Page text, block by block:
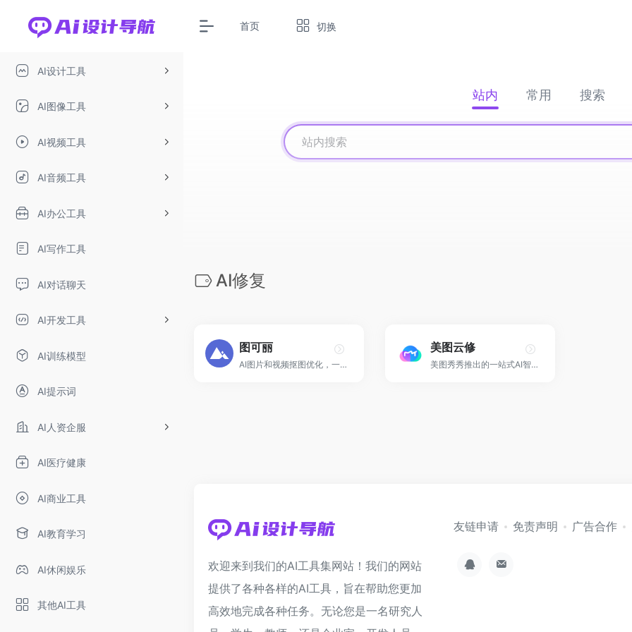
AI设计工具
AI图像工具
AI视频工具
AI音频工具
AI办公工具
AI写作工具
AI对话聊天
AI开发工具
AI训练模型
AI提示词
AI人资企服
AI医疗健康
AI商业工具
AI教育学习
AI休闲娱乐
其他AI工具
首页 切换
站内 常用 搜索
AI修复
图可丽
AI图片和视频抠图优化，一键抠图神器！
美图云修
美图秀秀推出的一站式AI智能修图软件！
欢迎来到我们的AI工具集网站！我们的网站
提供了各种各样的AI工具，旨在帮助您更加
高效地完成各种任务。无论您是一名研究人
友链申请 免责声明 广告合作